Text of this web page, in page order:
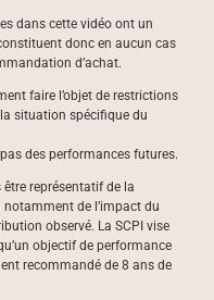
dans cette vidéo ont un
donc en aucun cas
d’achat.
faire l’objet de restrictions
situation spécifique du
des performances futures.
représentatif de la
de l’impact du
observé. La SCPI vise
objectif de performance
recommandé de 8 ans de